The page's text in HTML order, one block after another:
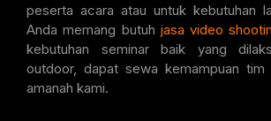
peserta acara atau untuk kebutuhan
Anda memang butuh jasa video
kebutuhan seminar baik yang
outdoor, dapat sewa kemampuan tim
amanah kami.